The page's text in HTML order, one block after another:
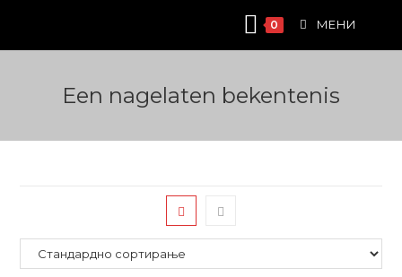
content
0 МЕНИ
Een nagelaten bekentenis